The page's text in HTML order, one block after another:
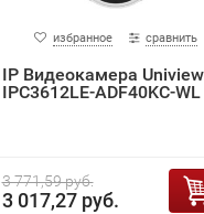
избранное сравнить
IP Видеокамера Uniview
IPC3612LE-ADF40KC-WL
3 771,59 руб.
3 017,27 руб.